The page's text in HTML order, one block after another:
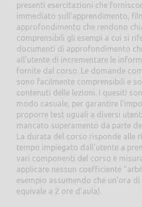
presenti esercitazioni che
immediato sull'apprendimento,
approfondimento che rendono
comprensibili gli esempi a cui si
documenti di approfondimento
all'utente di incrementare le
fornite dal corso. Le domande
sono facilmente comprensibili e
contenuti delle lezioni. I quesiti
modo casuale, per garantire
proporre test uguali a diversi
mancato superamento da parte
La durata del corso risponde alle
tempo impiegato dall'utente a
vari componenti del corso è
applicare nessun coefficiente
esempio assumendo che un'ora di
equivale a 2 ore d'aula).